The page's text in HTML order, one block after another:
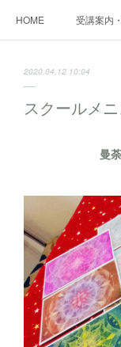
HOME 受講案内
2020.04.12 10:04
スクールメ
曼